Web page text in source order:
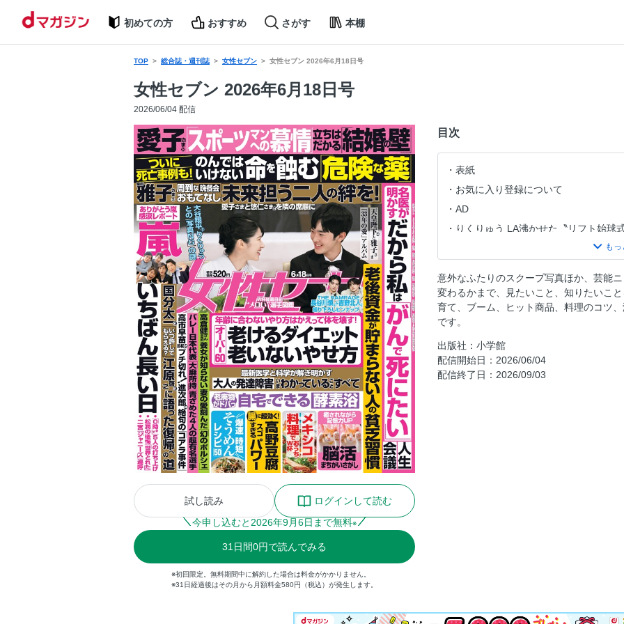
初めての方 おすすめ さがす 本棚
TOP 総合誌・週刊誌 女性セブン 女性セブン 2026年6月18日号
女性セブン 2026年6月18日号
2026/06/04 配信
試し読み
ログインして読む
今申し込むと 2026年9月6日まで無料※
31 日間0円で読んでみる
※初回限定。無料期間中に解約した場合は料金がかかりません。
※31日経過後はその月から月額料金580円（税込）が発生します。
目次
表紙
お気に入り登録について
AD
りくりゅう LA沸かせた〝リフト始球式
初夏のほほえみツーショット ふたり
ついに開幕！ メキシコ料理でおうち
FIFAワールドカップ2026〝メロい〟
目次
愛子さま「スポーツマンへの慕情」に
高市早苗首相ブチ切れ！ 進次郎絶句の
室井滋「ゆうべのヒミツ」
意外なふたりのスクープ写真ほか、芸能
変わるかまで、見たいこと、知りたいこ
育て、ブーム、ヒット商品、料理のコツ
です。
出版社：小学館
配信開始日：2026/06/04
配信終了日：2026/09/03